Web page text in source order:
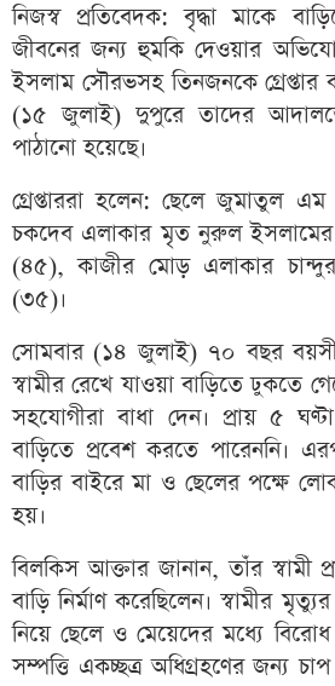
নিজস্ব প্রতিবেদক: বৃদ্ধা মাকে
জীবনের জন্য হুমকি দেওয়ার
ইসলাম সৌরভসহ তিনজনকে গ্রেপ্তার
(১৫ জুলাই) দুপুরে তাদের
পাঠানো হয়েছে।
গ্রেপ্তাররা হলেন: ছেলে জুমাতুল
চকদেব এলাকার মৃত নুরুল ইসলামের
(৪৫), কাজীর মোড় এলাকার
(৩৫)।
সোমবার (১৪ জুলাই) ৭০ বছর
স্বামীর রেখে যাওয়া বাড়িতে ঢুকতে
সহযোগীরা বাধা দেন। প্রায় ৫
বাড়িতে প্রবেশ করতে পারেননি।
বাড়ির বাইরে মা ও ছেলের পক্ষে
হয়।
বিলকিস আক্তার জানান, তাঁর
বাড়ি নির্মাণ করেছিলেন। স্বামীর
নিয়ে ছেলে ও মেয়েদের মধ্যে
সম্পত্তি একচ্ছত্র অধিগ্রহণের জন্য